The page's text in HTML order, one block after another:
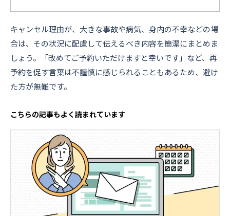
キャンセル理由が、大きな事故や病気、身内の不幸などの場
合は、その状況に配慮して伝えるべき内容を簡潔にまとめま
しょう。「改めてご予約いただけますと幸いです」など、再
予約を促す言葉は不謹慎に感じられることもあるため、避け
た方が無難です。
こちらの記事もよく読まれています